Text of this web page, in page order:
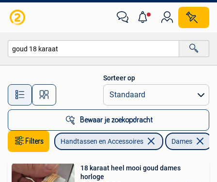
Alle afstanden…
Sorteer op
Bewaar je zoekopdracht
Filters Handtassen en Accessoires Dames
18 karaat heel mooi goud dames
horloge